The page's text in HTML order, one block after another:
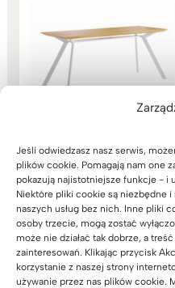
Jeśli odwiedzasz nasz serwis,
plików cookie. Pomagają nam one
pokazują najistotniejsze funkcje - i
Niektóre pliki cookie są niezbędne
naszych usług bez nich. Inne pliki
osoby trzecie, mogą zostać
może nie działać tak dobrze, a
zainteresowań. Klikając przycisk
korzystanie z naszej strony
używanie przez nas plików cookie.